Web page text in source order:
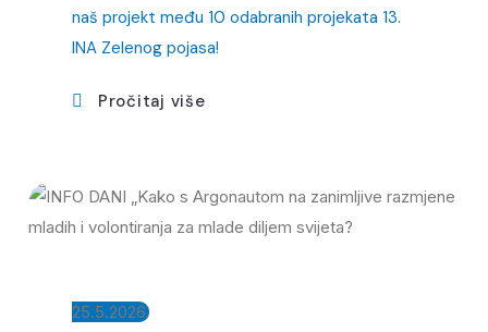
naš projekt među 10 odabranih projekata 13.
INA Zelenog pojasa!
Pročitaj više
25.5.2026.